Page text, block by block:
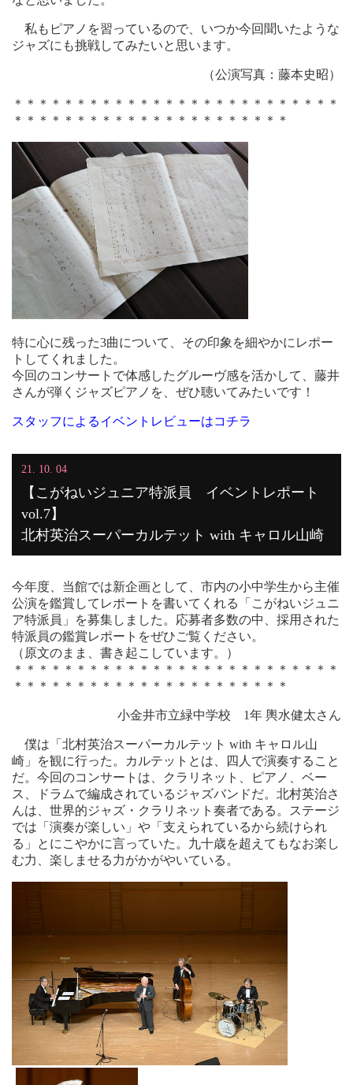
私もピアノを習っているので、いつか今回聞いたような
ジャズにも挑戦してみたいと思います。
（公演写真：藤本史昭）
＊＊＊＊＊＊＊＊＊＊＊＊＊＊＊＊＊＊＊＊＊＊＊＊＊＊
＊＊＊＊＊＊＊＊＊＊＊＊＊＊＊＊＊＊＊＊＊＊
特に心に残った3曲について、その印象を細やかにレポー
トしてくれました。
今回のコンサートで体感したグルーヴ感を活かして、藤井
さんが弾くジャズピアノを、ぜひ聴いてみたいです！
スタッフによるイベントレビューはコチラ
21. 10. 04
【こがねいジュニア特派員 イベントレポート
vol.7】
北村英治スーパーカルテット with キャロル山崎
今年度、当館では新企画として、市内の小中学生から主催
公演を鑑賞してレポートを書いてくれる「こがねいジュニ
ア特派員」を募集しました。応募者多数の中、採用された
特派員の鑑賞レポートをぜひご覧ください。
（原文のまま、書き起こしています。）
＊＊＊＊＊＊＊＊＊＊＊＊＊＊＊＊＊＊＊＊＊＊＊＊＊＊
＊＊＊＊＊＊＊＊＊＊＊＊＊＊＊＊＊＊＊＊＊＊
小金井市立緑中学校 1年 輿水健太さん
僕は「北村英治スーパーカルテット with キャロル山
崎」を観に行った。カルテットとは、四人で演奏すること
だ。今回のコンサートは、クラリネット、ピアノ、ベー
ス、ドラムで編成されているジャズバンドだ。北村英治さ
んは、世界的ジャズ・クラリネット奏者である。ステージ
では「演奏が楽しい」や「支えられているから続けられ
る」とにこやかに言っていた。九十歳を超えてもなお楽し
む力、楽しませる力がかがやいている。